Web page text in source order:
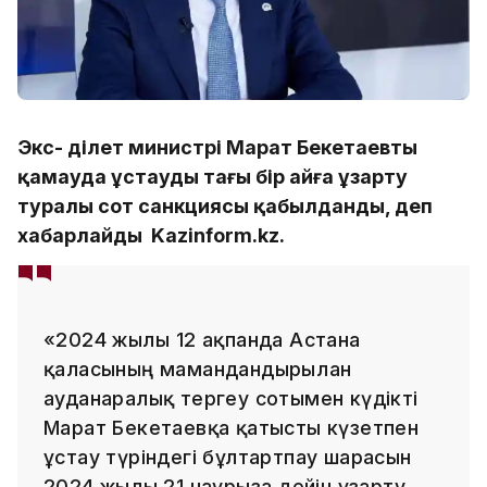
Экс- Әділет министрі Марат Бекетаевты
қамауда ұстауды тағы бір айға ұзарту
туралы сот санкциясы қабылданды, деп
хабарлайды Kazinform.kz.
«2024 жылғы 12 ақпанда Астана
қаласының мамандандырылған
ауданаралық тергеу сотымен күдікті
Марат Бекетаевқа қатысты күзетпен
ұстау түріндегі бұлтартпау шарасын